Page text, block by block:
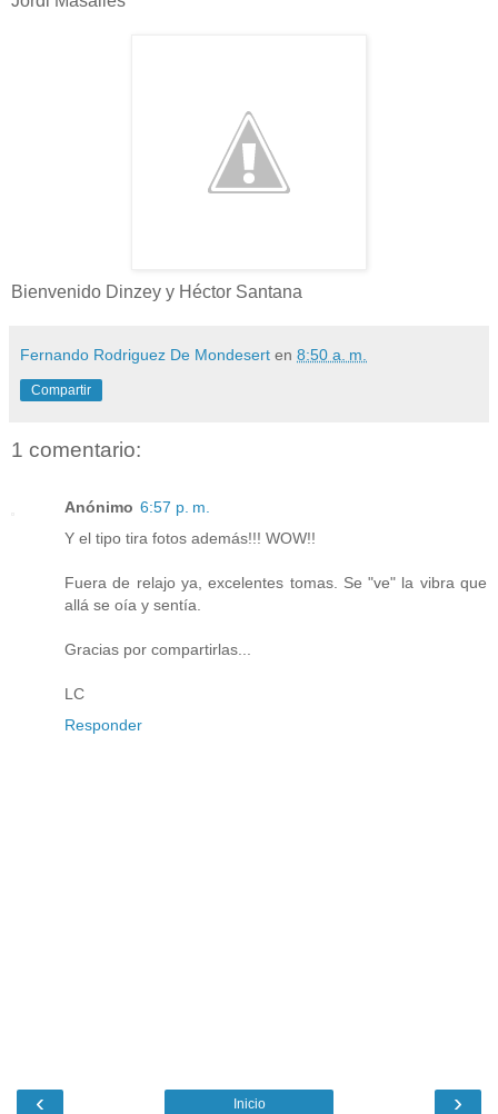
Bienvenido Dinzey y Héctor Santana
Fernando Rodriguez De Mondesert en 8:50 a. m.
Compartir
1 comentario:
Anónimo 6:57 p. m.
Y el tipo tira fotos además!!! WOW!!
Fuera de relajo ya, excelentes tomas. Se "ve" la vibra que
allá se oía y sentía.
Gracias por compartirlas...
LC
Responder
‹ ›
Inicio